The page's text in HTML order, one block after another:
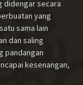
didengar secara
yang
sama lain
dan saling
pandangan
kesenangan,